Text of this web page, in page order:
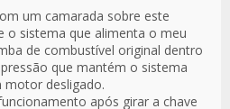
um camarada sobre este
o sistema que alimenta o meu
de combustível original dentro
que mantém o sistema
motor desligado.
após girar a chave